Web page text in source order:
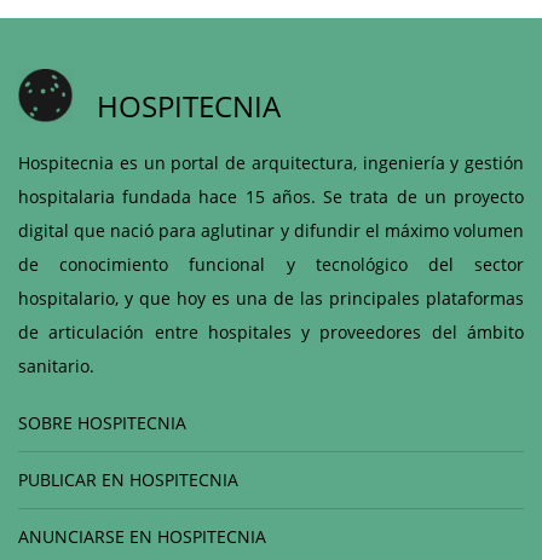
HOSPITECNIA
Hospitecnia es un portal de arquitectura, ingeniería y gestión
hospitalaria fundada hace 15 años. Se trata de un proyecto
digital que nació para aglutinar y difundir el máximo volumen
de conocimiento funcional y tecnológico del sector
hospitalario, y que hoy es una de las principales plataformas
de articulación entre hospitales y proveedores del ámbito
sanitario.
SOBRE HOSPITECNIA
PUBLICAR EN HOSPITECNIA
ANUNCIARSE EN HOSPITECNIA